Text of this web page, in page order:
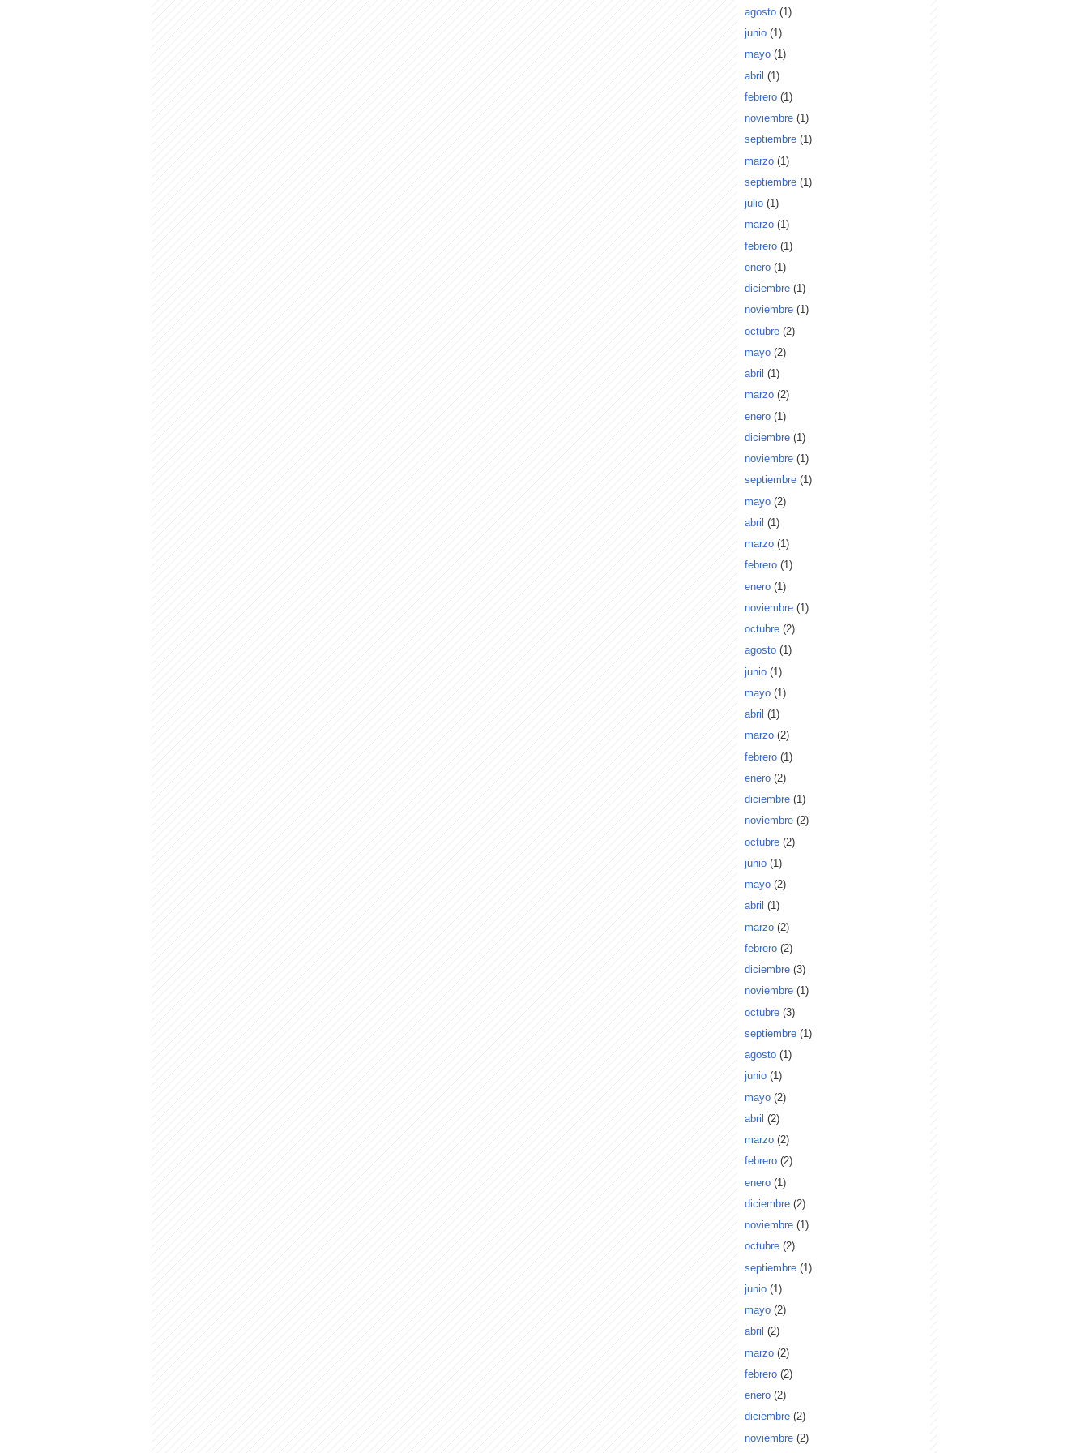
agosto (1)
junio (1)
mayo (1)
abril (1)
febrero (1)
noviembre (1)
septiembre (1)
marzo (1)
septiembre (1)
julio (1)
marzo (1)
febrero (1)
enero (1)
diciembre (1)
noviembre (1)
octubre (2)
mayo (2)
abril (1)
marzo (2)
enero (1)
diciembre (1)
noviembre (1)
septiembre (1)
mayo (2)
abril (1)
marzo (1)
febrero (1)
enero (1)
noviembre (1)
octubre (2)
agosto (1)
junio (1)
mayo (1)
abril (1)
marzo (2)
febrero (1)
enero (2)
diciembre (1)
noviembre (2)
octubre (2)
junio (1)
mayo (2)
abril (1)
marzo (2)
febrero (2)
diciembre (3)
noviembre (1)
octubre (3)
septiembre (1)
agosto (1)
junio (1)
mayo (2)
abril (2)
marzo (2)
febrero (2)
enero (1)
diciembre (2)
noviembre (1)
octubre (2)
septiembre (1)
junio (1)
mayo (2)
abril (2)
marzo (2)
febrero (2)
enero (2)
diciembre (2)
noviembre (2)